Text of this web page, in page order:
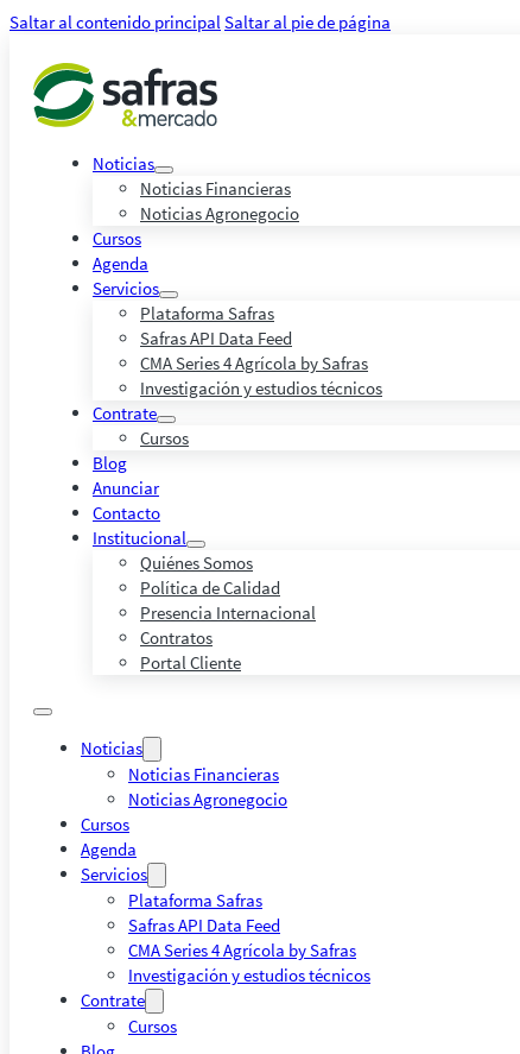
Saltar al contenido principalSaltar al pie de página
Noticias
Noticias Financieras
Noticias Agronegocio
Cursos
Agenda
Servicios
Plataforma Safras
Safras API Data Feed
CMA Series 4 Agrícola by Safras
Investigación y estudios técnicos
Contrate
Cursos
Blog
Anunciar
Contacto
Institucional
Quiénes Somos
Política de Calidad
Presencia Internacional
Contratos
Portal Cliente
Noticias
Noticias Financieras
Noticias Agronegocio
Cursos
Agenda
Servicios
Plataforma Safras
Safras API Data Feed
CMA Series 4 Agrícola by Safras
Investigación y estudios técnicos
Contrate
Cursos